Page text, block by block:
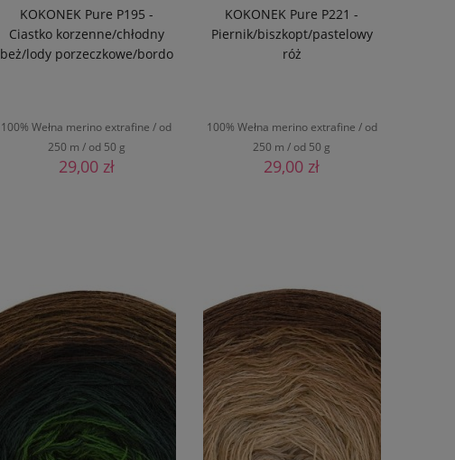
KOKONEK Pure P195 -
Ciastko korzenne/chłodny
beż/lody porzeczkowe/bordo
100% Wełna merino extrafine / od
250 m / od 50 g
29,00 zł
KOKONEK Pure P221 -
Piernik/biszkopt/pastelowy
róż
100% Wełna merino extrafine / od
250 m / od 50 g
29,00 zł